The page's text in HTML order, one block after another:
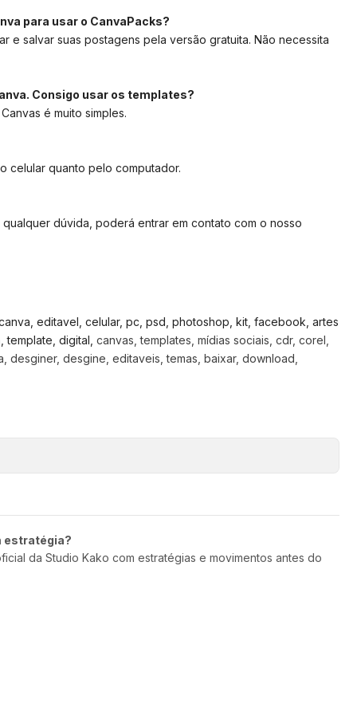
para usar o CanvaPacks?
e salvar suas postagens pela versão gratuita. Não necessita
Consigo usar os templates?
é muito simples.
celular quanto pelo computador.
dúvida, poderá entrar em contato com o nosso
editavel, celular, pc, psd, photoshop, kit, facebook, artes
digital, canvas, templates, mídias sociais, cdr, corel,
desginer, desgine, editaveis, temas, baixar, download,
estratégia?
da Studio Kako com estratégias e movimentos antes do